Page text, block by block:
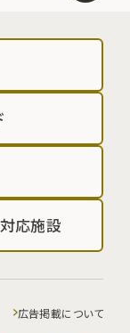
応施設
広告掲載について